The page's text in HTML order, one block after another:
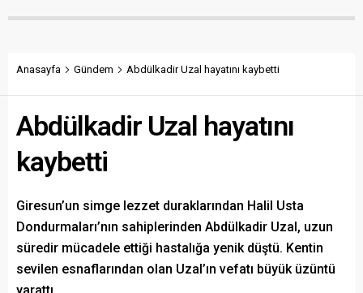
“Üreticinin alın terini yabancı
attıklarını belirterek iş
taraftarları kulübe destek
Anasayfa Gündem Abdülkadir Uzal hayatını kaybetti
Abdülkadir Uzal hayatını
kaybetti
Giresun’un simge lezzet duraklarından Halil Usta
Dondurmaları’nın sahiplerinden Abdülkadir Uzal, uzun
süredir mücadele ettiği hastalığa yenik düştü. Kentin
sevilen esnaflarından olan Uzal’ın vefatı büyük üzüntü